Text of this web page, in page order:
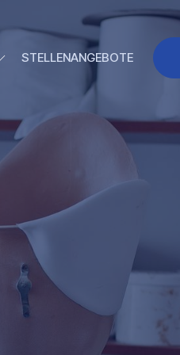
STELLENANGEBOTE